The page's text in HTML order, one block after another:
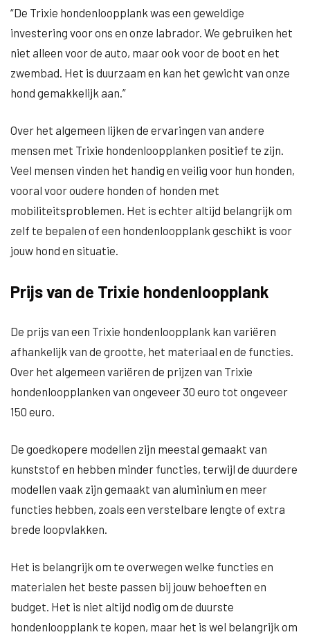
“De Trixie hondenloopplank was een geweldige
investering voor ons en onze labrador. We gebruiken het
niet alleen voor de auto, maar ook voor de boot en het
zwembad. Het is duurzaam en kan het gewicht van onze
hond gemakkelijk aan.”
Over het algemeen lijken de ervaringen van andere
mensen met Trixie hondenloopplanken positief te zijn.
Veel mensen vinden het handig en veilig voor hun honden,
vooral voor oudere honden of honden met
mobiliteitsproblemen. Het is echter altijd belangrijk om
zelf te bepalen of een hondenloopplank geschikt is voor
jouw hond en situatie.
Prijs van de Trixie hondenloopplank
De prijs van een Trixie hondenloopplank kan variëren
afhankelijk van de grootte, het materiaal en de functies.
Over het algemeen variëren de prijzen van Trixie
hondenloopplanken van ongeveer 30 euro tot ongeveer
150 euro.
De goedkopere modellen zijn meestal gemaakt van
kunststof en hebben minder functies, terwijl de duurdere
modellen vaak zijn gemaakt van aluminium en meer
functies hebben, zoals een verstelbare lengte of extra
brede loopvlakken.
Het is belangrijk om te overwegen welke functies en
materialen het beste passen bij jouw behoeften en
budget. Het is niet altijd nodig om de duurste
hondenloopplank te kopen, maar het is wel belangrijk om